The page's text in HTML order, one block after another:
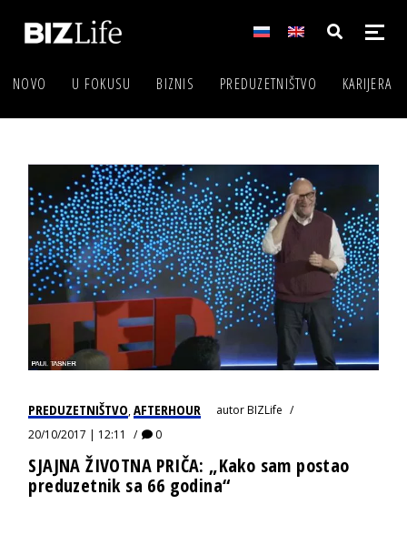
NOVO U FOKUSU BIZNIS PREDUZETNIŠTVO KARIJERA
PREDUZETNIŠTVO,AFTERHOUR autorBIZLife
20/10/2017 | 12:11
0
SJAJNA ŽIVOTNA PRIČA: „Kako sam postao
preduzetnik sa 66 godina“